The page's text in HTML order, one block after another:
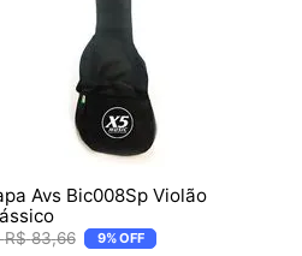
Avs Bic008Sp Violão
R$ 83,66 9%OFF